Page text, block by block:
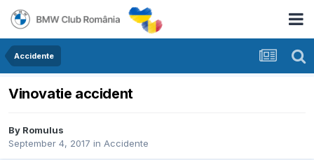
Accidente
Vinovatie accident
By Romulus
September 4, 2017 in Accidente